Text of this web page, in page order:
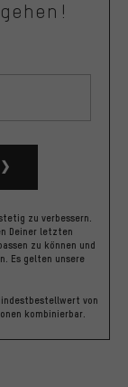
zu verbessern.
Deiner letzten
zu können und
Es gelten unsere
von
kombinierbar.